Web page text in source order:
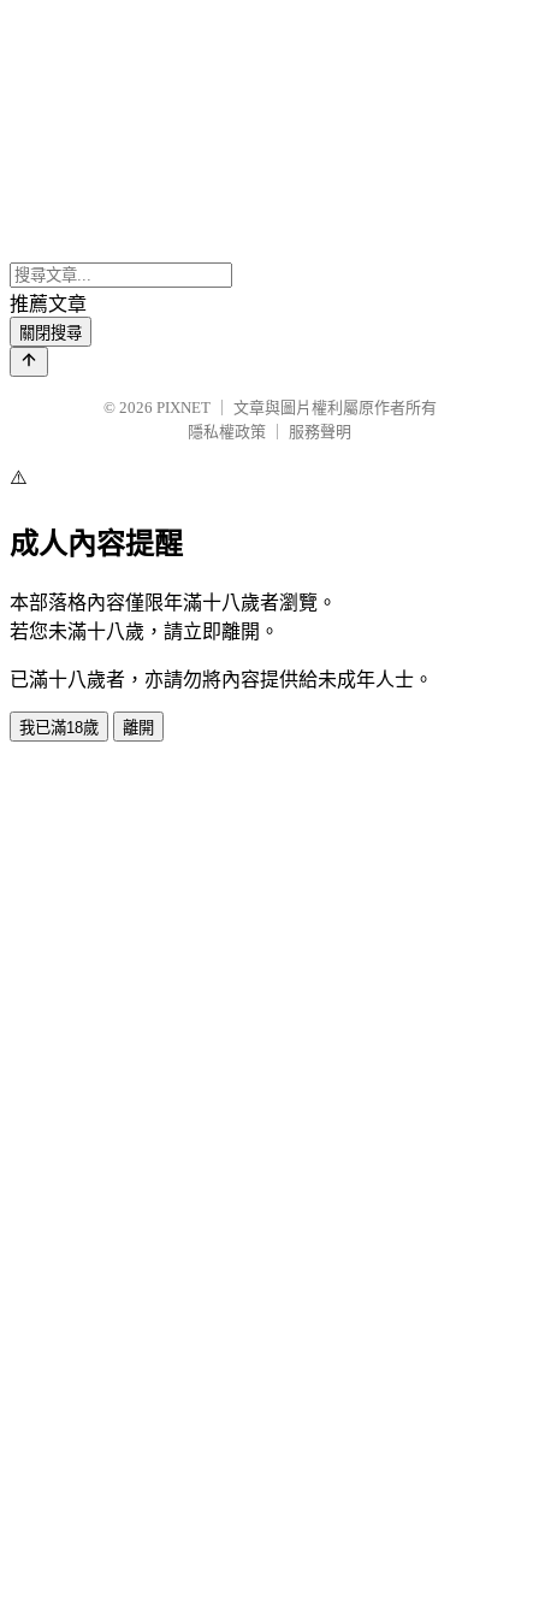
推薦文章
關閉搜尋
© 2026 PIXNET
文章與圖片權利屬原作者所有
隱私權政策
服務聲明
⚠️
成人內容提醒
本部落格內容僅限年滿十八歲者瀏覽。
若您未滿十八歲，請立即離開。
已滿十八歲者，亦請勿將內容提供給未成年人士。
我已滿18歲 離開